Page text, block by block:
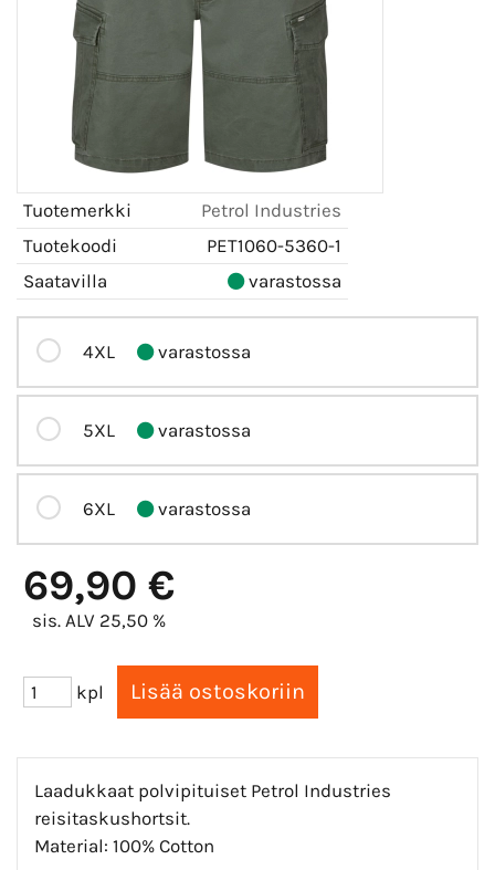
Tuotemerkki
Petrol Industries
Tuotekoodi
PET1060-5360-1
Saatavilla
varastossa
4XL varastossa
5XL varastossa
6XL varastossa
69,90 €
sis. ALV 25,50 %
kpl
Laadukkaat polvipituiset Petrol Industries
reisitaskushortsit.
Material: 100% Cotton